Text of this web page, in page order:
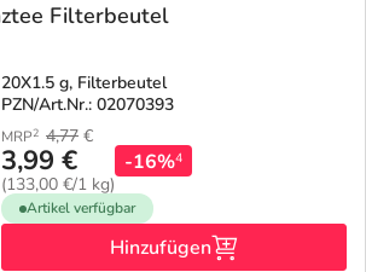
Filterbeutel
20X1.5 g, Filterbeutel
PZN/Art.Nr.: 02070393
MRP2 4,77 €
3,99 €
(133,00 €/1 kg)
-16%4
Artikel verfügbar
Hinzufügen